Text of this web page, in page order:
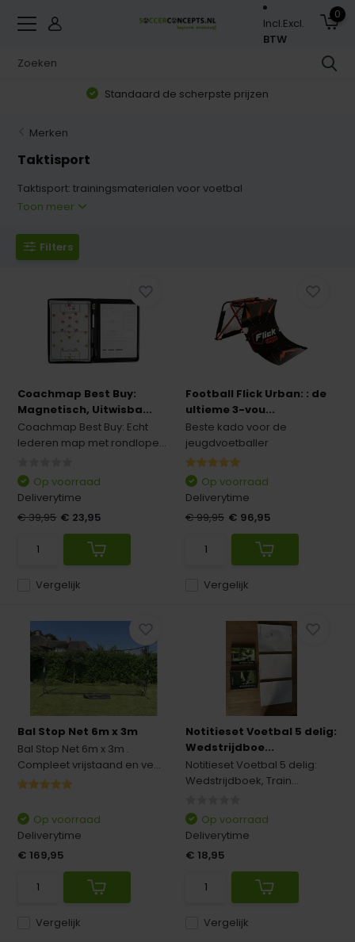
Incl.Excl.
BTW
0
Zorgvuldig geselecteerd assortiment
Merken
Taktisport
Taktisport: trainingsmaterialen voor voetbal
Toon meer
Filters
Coachmap Best Buy:
Magnetisch, Uitwisba...
Coachmap Best Buy: Echt
lederen map met rondlope...
Vergelijk
Op voorraad
Deliverytime
€ 39,95 € 23,95
Football Flick Urban: : de
ultieme 3-vou...
Beste kado voor de
jeugdvoetballer
Vergelijk
Op voorraad
Deliverytime
€ 99,95 € 96,95
Bal Stop Net 6m x 3m
Bal Stop Net 6m x 3m .
Compleet vrijstaand en ve...
Vergelijk
Op voorraad
Deliverytime
€ 169,95
Notitieset Voetbal 5 delig:
Wedstrijdboe...
Notitieset Voetbal 5 delig:
Wedstrijdboek, Train...
Vergelijk
Op voorraad
Deliverytime
€ 18,95